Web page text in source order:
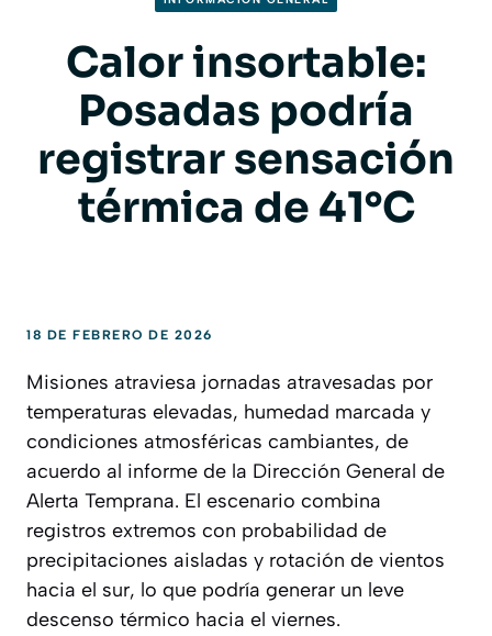
Calor insortable:
Posadas podría
registrar sensación
térmica de 41°C
18 DE FEBRERO DE 2026
Misiones atraviesa jornadas atravesadas por
temperaturas elevadas, humedad marcada y
condiciones atmosféricas cambiantes, de
acuerdo al informe de la Dirección General de
Alerta Temprana. El escenario combina
registros extremos con probabilidad de
precipitaciones aisladas y rotación de vientos
hacia el sur, lo que podría generar un leve
descenso térmico hacia el viernes.